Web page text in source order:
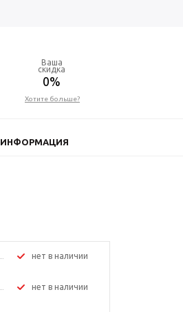
Ваша
скидка
0%
Хотите больше?
ИНФОРМАЦИЯ
Нет в наличии
Нет в наличии